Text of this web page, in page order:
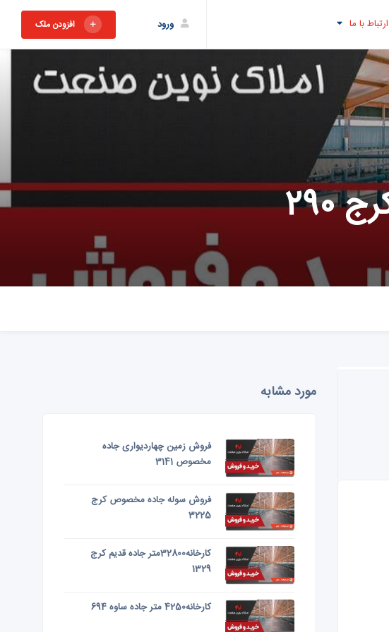
افزودن ملک ورود ارتباط با ما
مورد مشابه
فروش زمین چهاردیواری جاده
مخصوص 3141
فروش سوله جاده مخصوص کرج
3225
کارخانه32800متر جاده قدیم کرج
1329
کارخانه4250 متر جاده ساوه 694